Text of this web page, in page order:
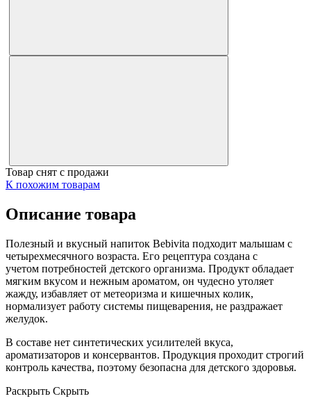
Товар снят с продажи
К похожим товарам
Описание товара
Полезный и вкусный напиток Bebivita подходит малышам с
четырехмесячного возраста. Его рецептура создана с
учетом потребностей детского организма. Продукт обладает
мягким вкусом и нежным ароматом, он чудесно утоляет
жажду, избавляет от метеоризма и кишечных колик,
нормализует работу системы пищеварения, не раздражает
желудок.
В составе нет синтетических усилителей вкуса,
ароматизаторов и консервантов. Продукция проходит строгий
контроль качества, поэтому безопасна для детского здоровья.
Раскрыть Скрыть